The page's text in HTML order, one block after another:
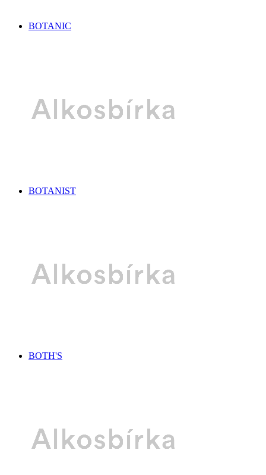
BOTANIC
BOTANIST
BOTH'S